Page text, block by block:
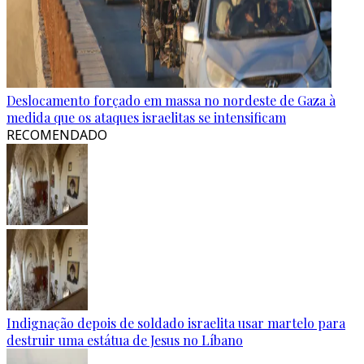
Deslocamento forçado em massa no nordeste de Gaza à
medida que os ataques israelitas se intensificam
RECOMENDADO
Indignação depois de soldado israelita usar martelo para
destruir uma estátua de Jesus no Líbano